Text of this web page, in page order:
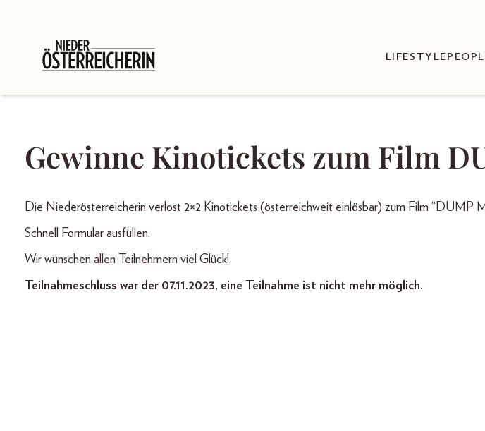
LIFESTYLE
Gewinne Kinotickets zum Film
Die Niederösterreicherin verlost 2×2 Kinotickets (österreichweit einlösbar) zum Film
Schnell Formular ausfüllen.
Wir wünschen allen Teilnehmern viel Glück!
Teilnahmeschluss war der 07.11.2023, eine Teilnahme ist nicht mehr möglich.